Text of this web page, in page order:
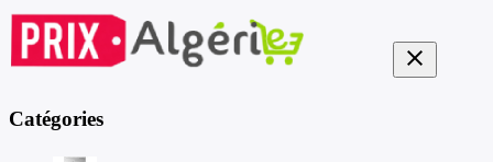
close
Catégories